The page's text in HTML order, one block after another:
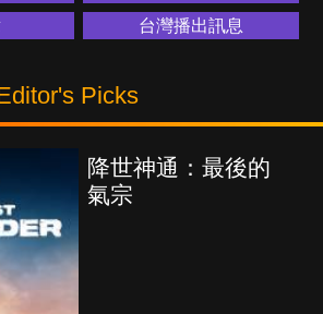
台灣播出訊息
Picks
降世神通：最後的
氣宗